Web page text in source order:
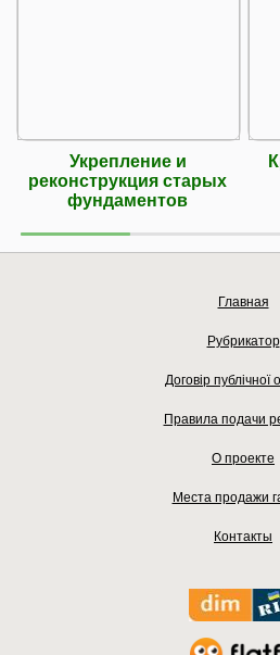
Укрепление и
реконструкция старых
фундаментов
Главная
Рубрикатор
Договір публічної
Правила подачи
О проекте
Места продажи
Контакты